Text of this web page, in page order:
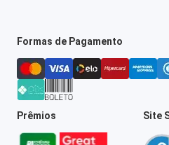
Formas de Pagamento
Prêmios Site